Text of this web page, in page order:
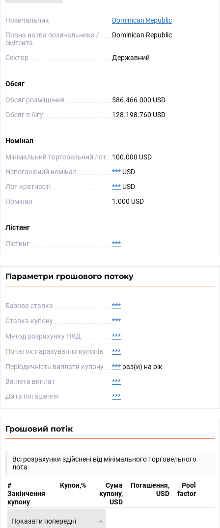
Позичальник
Dominican Republic
Повна назва позичальника /
емітента
Dominican Republic
Сектор Державний
Обсяг
Обсяг розміщення
586.466.000 USD
Обсяг в бігу
128.198.760 USD
Номінал
Мінімальний торговельний лот
100.000 USD
Непогашений номінал
*** USD
Лот кратності
*** USD
Номінал
1.000 USD
Лістинг
Лістинг ***
Параметри грошового потоку
Базова ставка
***
Ставка купону
***
Метод розрахунку НКД
***
Початок нарахування купонів
***
Періодичність виплати купону
*** раз(и) на рік
Валюта виплат
***
Дата погашення
***
Грошовий потік
Всі розрахунки здійснені від мінімального торговельного
лота
#
Закінчення
купону
Купон,%
Сума
купону,
USD
Погашення,
USD
Pool
factor
Показати попередні